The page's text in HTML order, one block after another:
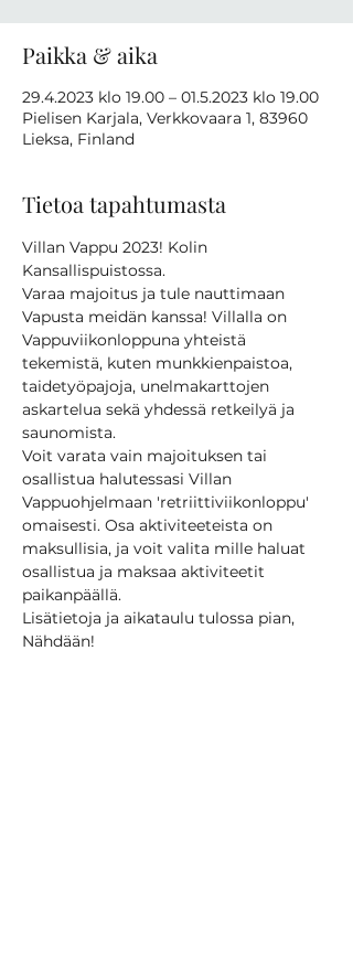
Paikka & aika
29.4.2023 klo 19.00 – 01.5.2023 klo 19.00
Pielisen Karjala, Verkkovaara 1, 83960
Lieksa, Finland
Tietoa tapahtumasta
Villan Vappu 2023! Kolin
Kansallispuistossa.
Varaa majoitus ja tule nauttimaan
Vapusta meidän kanssa! Villalla on
Vappuviikonloppuna yhteistä
tekemistä, kuten munkkienpaistoa,
taidetyöpajoja, unelmakarttojen
askartelua sekä yhdessä retkeilyä ja
saunomista.
Voit varata vain majoituksen tai
osallistua halutessasi Villan
Vappuohjelmaan 'retriittiviikonloppu'
omaisesti. Osa aktiviteeteista on
maksullisia, ja voit valita mille haluat
osallistua ja maksaa aktiviteetit
paikanpäällä.
Lisätietoja ja aikataulu tulossa pian,
Nähdään!